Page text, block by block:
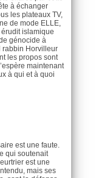
à échanger
les plateaux TV,
de mode ELLE,
islamique
génocide à
rabbin Horvilleur
les propos sont
maintenant
à qui et à quoi
est une faute.
qui soutenait
est une
mais ses